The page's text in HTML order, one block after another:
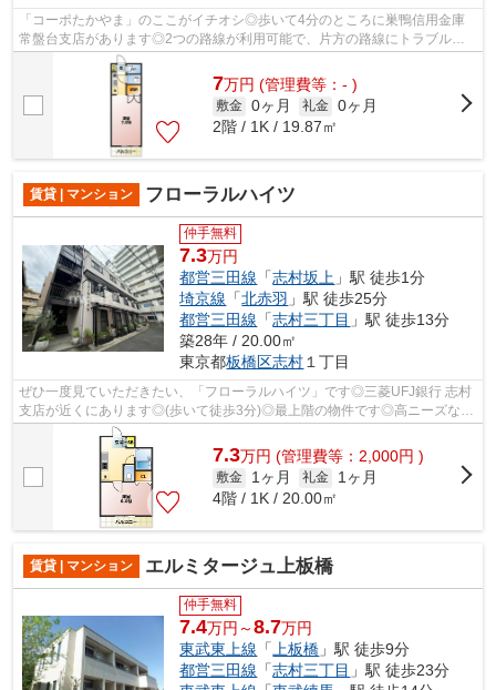
「コーポたかやま」のここがイチオシ◎歩いて4分のところに巣鴨信用金庫
常盤台支店があります◎2つの路線が利用可能で、片方の路線にトラブルが
あっても別ルートが使えます◎こちらの物件...
7万円 (管理費等：- )
敷金 0ヶ月 礼金 0ヶ月
2階 / 1K / 19.87㎡
賃貸 | マンション フローラルハイツ
仲手無料
7.3万円
都営三田線 「志村坂上 」駅 徒歩1分
埼京線 「北赤羽 」駅 徒歩25分
都営三田線 「志村三丁目 」駅 徒歩13分
築28年 / 20.00㎡
東京都板橋区志村 １丁目
ぜひ一度見ていただきたい、「フローラルハイツ」です◎三菱UFJ銀行 志村
支店が近くにあります◎(歩いて徒歩3分)◎最上階の物件です◎高ニーズな駅
近の物件で、徒歩1分で駅に行くことがで...
7.3万円 (管理費等：2,000円 )
敷金 1ヶ月 礼金
1ヶ月
4階 / 1K / 20.00㎡
賃貸 | マンション エルミタージュ上板橋
仲手無料
7.4万円～8.7万円
東武東上線 「 上板橋 」駅 徒歩9分
都営三田線 「志村三丁目 」駅 徒歩23分